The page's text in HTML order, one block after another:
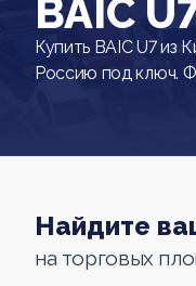
BAIC
Купить BAIC U7 из
Россию под ключ.
Найдите
на торговых